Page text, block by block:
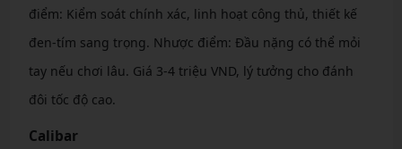
điểm: Kiểm soát chính xác, linh hoạt công thủ, thiết kế
đen-tím sang trọng. Nhược điểm: Đầu nặng có thể mỏi
tay nếu chơi lâu. Giá 3-4 triệu VND, lý tưởng cho đánh
đôi tốc độ cao.
Calibar